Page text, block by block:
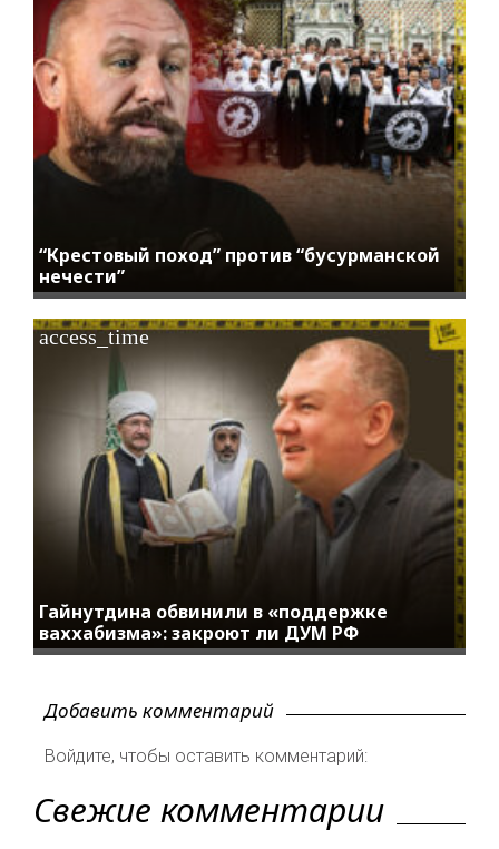
“Крестовый поход” против “бусурманской
нечести”
Гайнутдина обвинили в «поддержке
ваххабизма»: закроют ли ДУМ РФ
access_time
Добавить комментарий
Войдите, чтобы оставить комментарий:
Свежие комментарии